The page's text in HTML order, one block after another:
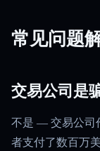
常见问题
交易公司是
不是 — 交易公司
者支付了数百万